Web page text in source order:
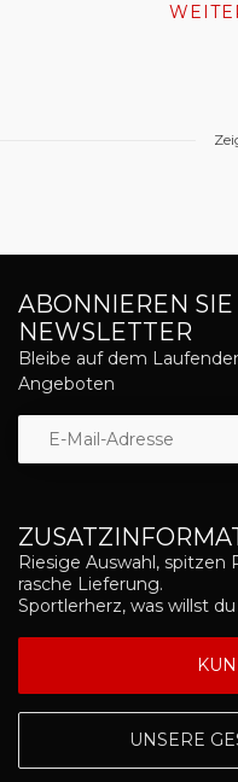
Riesige Auswahl, spitzen
rasche Lieferung.
Sportlerherz, was willst
UNSERE
ABONNIEREN
NEWSLETTER
Bleibe auf dem
Angeboten